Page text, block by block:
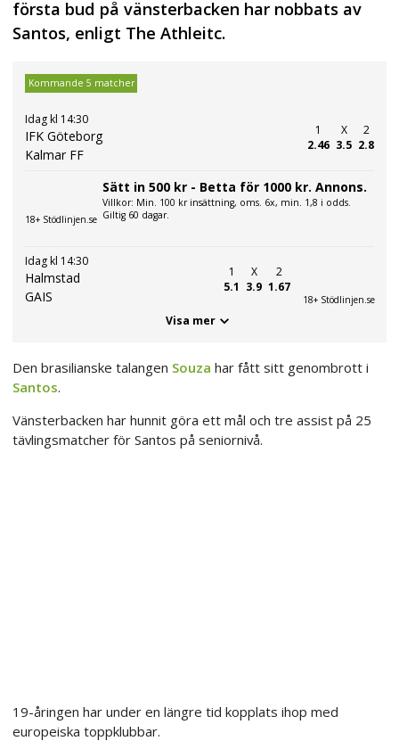
första bud på vänsterbacken har nobbats av
Santos, enligt The Athleitc.
Kommande 5 matcher
Idag kl 14:30
IFK Göteborg
Kalmar FF
1
2.46
X
3.5
2
2.8
18+ Stödlinjen.se
Sätt in 500 kr - Betta för 1000 kr. Annons.
Villkor: Min. 100 kr insättning, oms. 6x, min. 1,8 i odds.
Giltig 60 dagar.
Idag kl 14:30
Halmstad
GAIS
1
5.1
X
3.9
2
1.67
18+ Stödlinjen.se
Visa mer
Den brasilianske talangen Souza har fått sitt genombrott i
Santos.
Vänsterbacken har hunnit göra ett mål och tre assist på 25
tävlingsmatcher för Santos på seniornivå.
19-åringen har under en längre tid kopplats ihop med
europeiska toppklubbar.